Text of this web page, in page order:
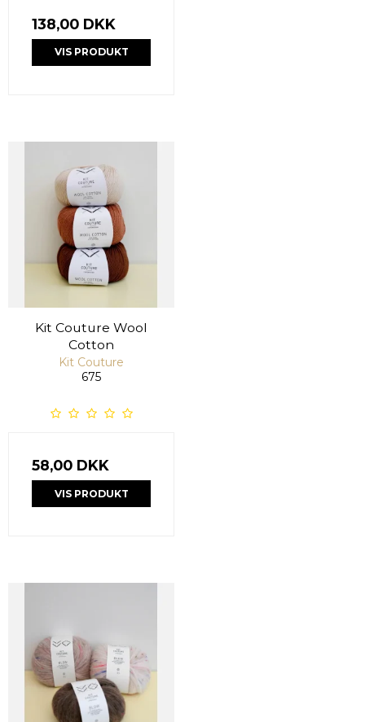
138,00 DKK
VIS PRODUKT
Kit Couture Wool
Cotton
Kit Couture
675
58,00 DKK
VIS PRODUKT